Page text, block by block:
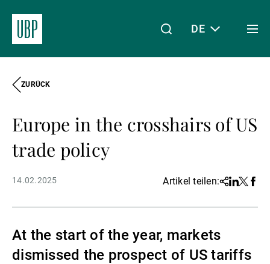
Asset Management
DE
ZURÜCK
Europe in the crosshairs of US
trade policy
14.02.2025 Artikel teilen:Share
Linkedin
Twitter
At the start of the year, markets
dismissed the prospect of US tariffs